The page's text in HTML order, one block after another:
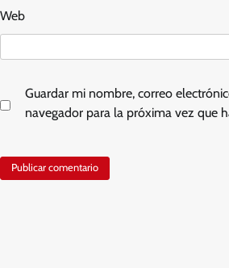
Web
Guardar mi nombre, correo
navegador para la próxima vez que